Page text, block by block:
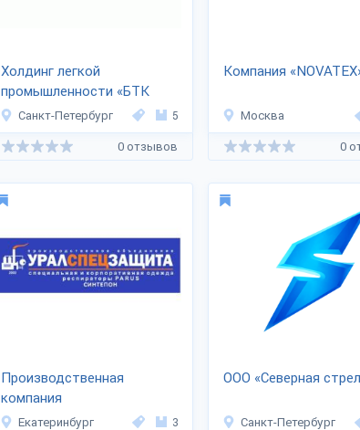
Холдинг легкой
промышленности «БТК
групп»
Санкт-Петербург 5
0 отзывов
Компания
Москва
0
Производственная
компания
«Уралспецзащита»
Екатеринбург 3
ООО «Северная
Санкт-Петербург